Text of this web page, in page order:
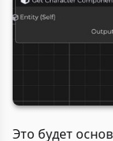
Это будет